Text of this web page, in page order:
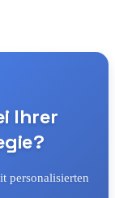
Ihrer
personalisierten